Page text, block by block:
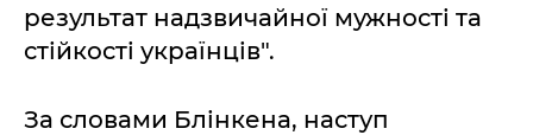
результат надзвичайної мужності та
стійкості українців".
За словами Блінкена, наступ